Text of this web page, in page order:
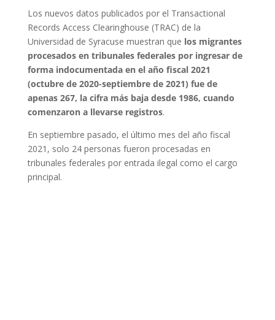
Los nuevos datos publicados por el Transactional
Records Access Clearinghouse (TRAC) de la
Universidad de Syracuse muestran que los migrantes
procesados en tribunales federales por ingresar de
forma indocumentada en el año fiscal 2021
(octubre de 2020-septiembre de 2021) fue de
apenas 267, la cifra más baja desde 1986, cuando
comenzaron a llevarse registros.
En septiembre pasado, el último mes del año fiscal
2021, solo 24 personas fueron procesadas en
tribunales federales por entrada ilegal como el cargo
principal.